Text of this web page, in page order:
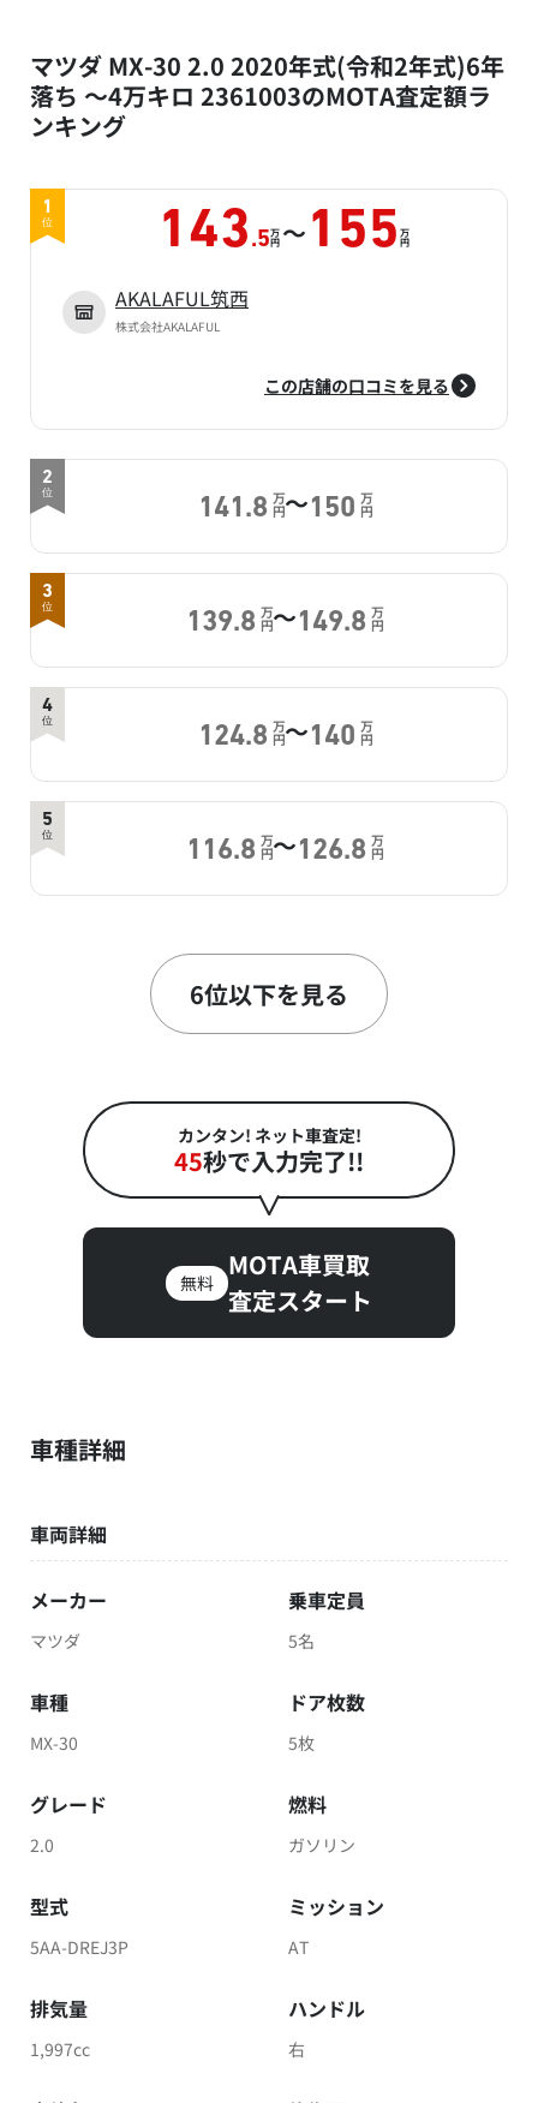
マツダ MX-30 2.0 2020年式(令和2年式)6年
落ち ～4万キロ 2361003のMOTA査定額ラ
ンキング
1
位 143 .5万
円 ～ 155 万
円
AKALAFUL筑西
株式会社AKALAFUL
この店舗の口コミを見る
2
位
141.8 万
円～150 万
円
3
位
139.8 万
円～149.8 万
円
4
位
124.8 万
円～140 万
円
5
位
116.8 万
円～126.8 万
円
万
6位以下を見る
カンタン! ネット車査定!
45秒で入力完了!!
無料
MOTA車買取
査定スタート
車種詳細
車両詳細
メーカー
マツダ
乗車定員
5名
車種
MX-30
ドア枚数
5枚
グレード
2.0
燃料
ガソリン
型式
5AA-DREJ3P
ミッション
AT
排気量
1,997cc
ハンドル
右